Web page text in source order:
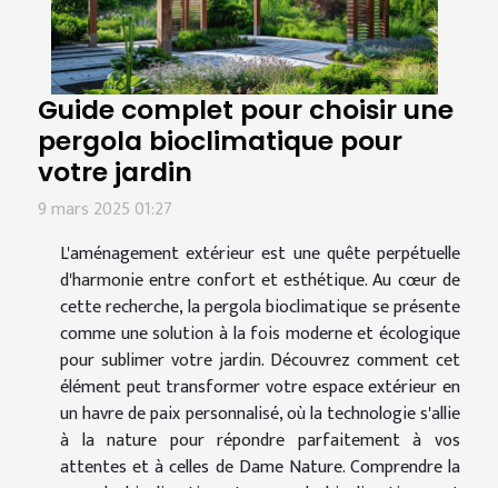
Guide complet pour choisir une
pergola bioclimatique pour
votre jardin
9 mars 2025 01:27
L'aménagement extérieur est une quête perpétuelle
d'harmonie entre confort et esthétique. Au cœur de
cette recherche, la pergola bioclimatique se présente
comme une solution à la fois moderne et écologique
pour sublimer votre jardin. Découvrez comment cet
élément peut transformer votre espace extérieur en
un havre de paix personnalisé, où la technologie s'allie
à la nature pour répondre parfaitement à vos
attentes et à celles de Dame Nature. Comprendre la